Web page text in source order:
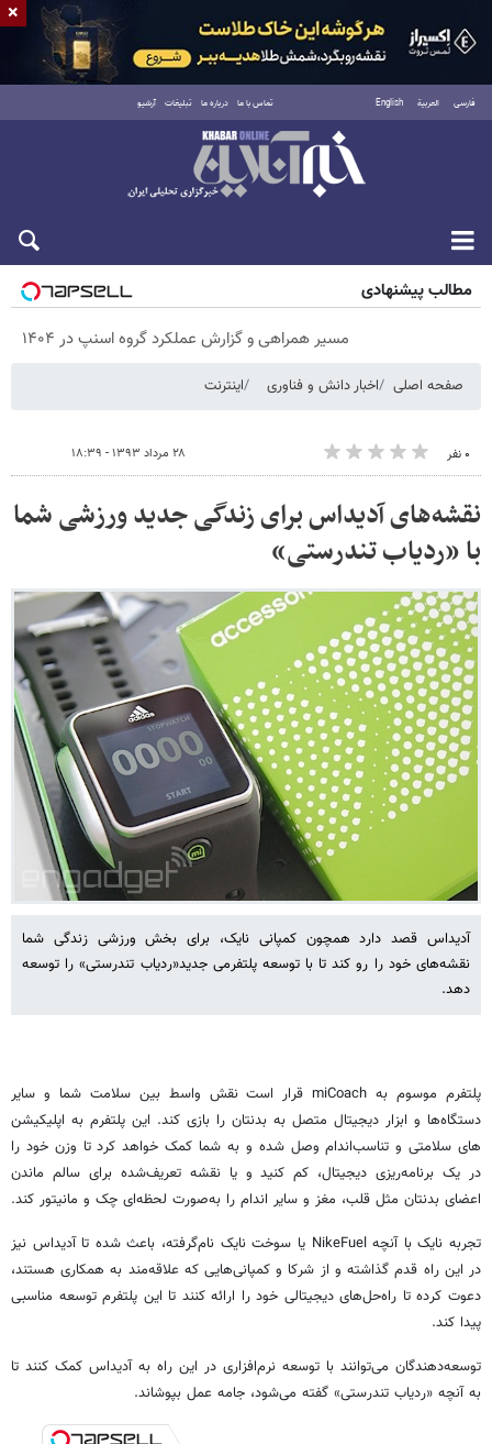
فارسی العربية English تماس با ما درباره ما تبلیغات آرشیو
جمعه ۱۶ مرداد ۱۴۰۵
مطالب پیشنهادی
مسیر همراهی و گزارش عملکرد گروه اسنپ در ۱۴۰۴
صفحه اصلی اخبار دانش و فناوری اینترنت
۰ نفر ۲۸ مرداد ۱۳۹۳ - ۱۸:۳۹
نقشه‌های آدیداس برای زندگی جدید ورزشی شما
با «ردیاب تندرستی»
آدیداس قصد دارد همچون کمپانی نایک، برای بخش ورزشی زندگی شما
نقشه‌های خود را رو کند تا با توسعه پلتفرمی جدید«ردیاب تندرستی» را توسعه
دهد.
پلتفرم موسوم به miCoach قرار است نقش واسط بین سلامت شما و سایر
دستگاه‌ها و ابزار دیجیتال متصل به بدنتان را بازی کند. این پلتفرم به اپلیکیشن
های سلامتی و تناسب‌اندام وصل شده و به شما کمک خواهد کرد تا وزن خود را
در یک برنامه‌ریزی دیجیتال، کم کنید و یا نقشه تعریف‌شده برای سالم ماندن
اعضای بدنتان مثل قلب، مغز و سایر اندام را به‌صورت لحظه‌ای چک و مانیتور کند.
تجربه نایک با آنچه NikeFuel یا سوخت نایک نام‌گرفته، باعث شده تا آدیداس نیز
در این راه قدم گذاشته و از شرکا و کمپانی‌هایی که علاقه‌مند به همکاری هستند،
دعوت کرده تا راه‌حل‌های دیجیتالی خود را ارائه کنند تا این پلتفرم توسعه مناسبی
پیدا کند.
توسعه‌دهندگان می‌توانند با توسعه نرم‌افزاری در این راه به آدیداس کمک کنند تا
به آنچه «ردیاب تندرستی» گفته می‌شود، جامه عمل بپوشاند.
×